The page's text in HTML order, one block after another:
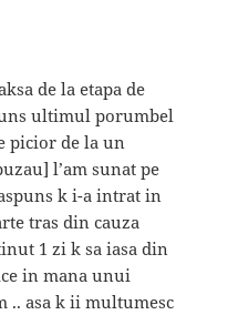
de la etapa de
ultimul porumbel
picior de la un
l’am sunat pe
k i-a intrat in
tras din cauza
1 zi k sa iasa din
in mana unui
.. asa k ii multumesc